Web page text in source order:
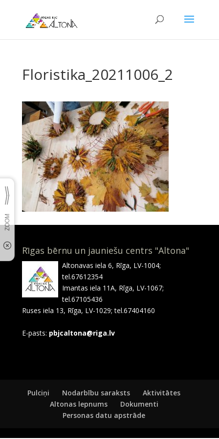
Floristika_20211006_2
Rīgas bērnu un jauniešu centrs "Altona"
Altonavas iela 6, Rīga, LV-1004;
tel.67612354
Imantas iela 11A, Rīga, LV-1067;
tel.67105436
Ruses iela 13, Rīga, LV-1029; tel.67404160
E-pasts: pbjcaltona@riga.lv
Pulciņi Nodarbību saraksts
Aktivitātes
Altonas lepnums
Dokumenti
Personas datu apstrāde